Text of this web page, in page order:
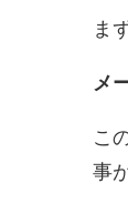
ま
メ
こ
事